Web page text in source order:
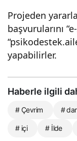
Projeden
başvurularını
yapabilirler.
Haberle ilgili
# Çevrim #
# içi # İlde